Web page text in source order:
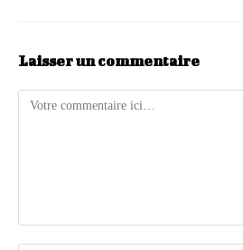
Laisser un commentaire